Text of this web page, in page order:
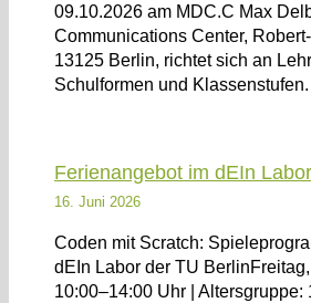
09.10.2026 am MDC.C Max
Communications Center,
13125 Berlin, richtet sich an
Schulformen und
Ferienangebot im dEIn Labor
16. Juni 2026
Coden mit Scratch:
dEIn Labor der TU
10:00–14:00 Uhr | Altersgruppe: